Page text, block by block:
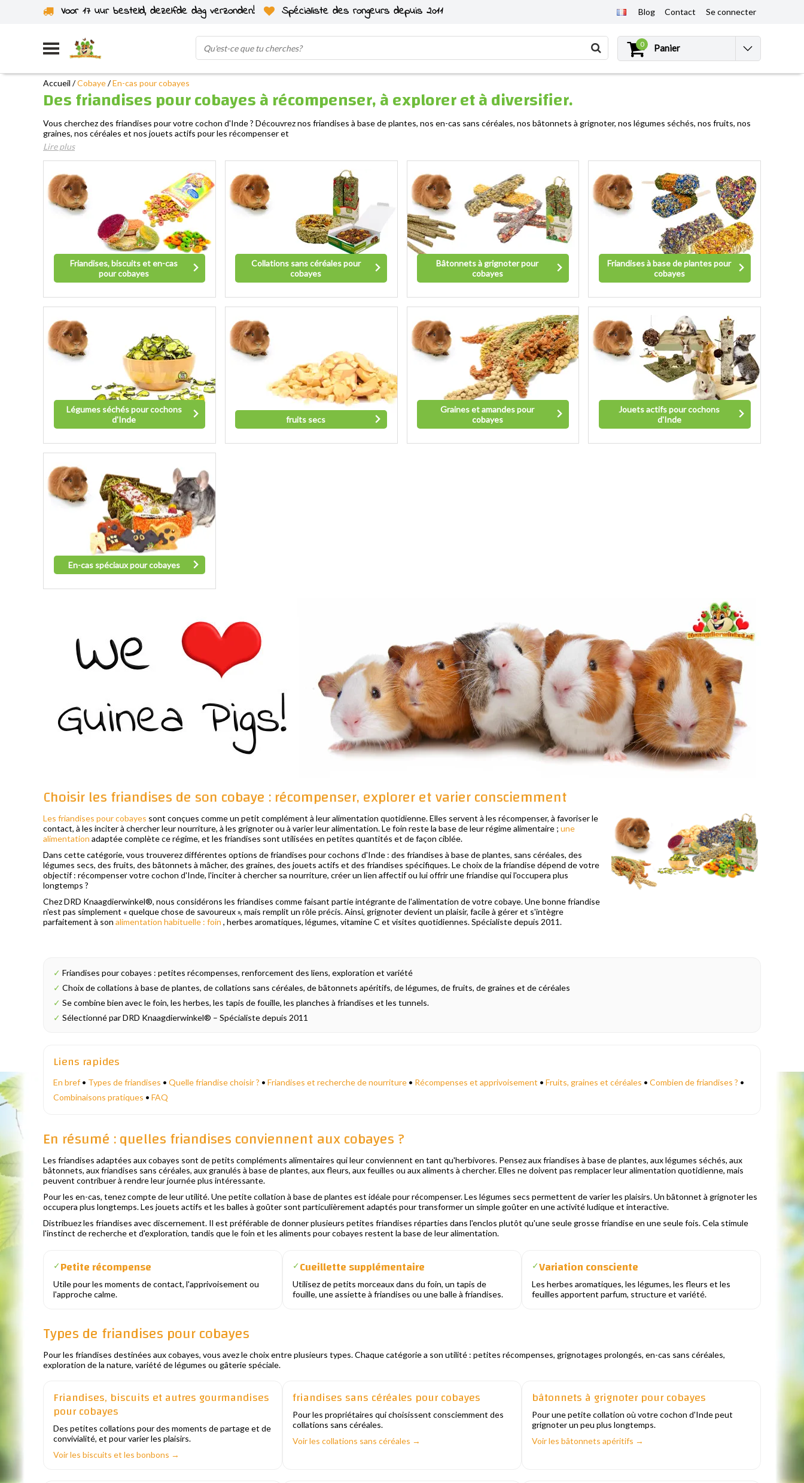
Voor 17 uur besteld, dezelfde dag verzonden!
Spécialiste des rongeurs depuis 2011
Expédié depuis notre propre stock
Blog Contact Se connecter
0 Panier
Accueil /Cobaye/En-cas pour cobayes
Des friandises pour cobayes à récompenser, à explorer et à diversifier.
Vous cherchez des friandises pour votre cochon d'Inde ? Découvrez nos friandises à base de plantes, nos en-cas sans céréales, nos bâtonnets à grignoter, nos légumes séchés, nos fruits, nos
graines, nos céréales et nos jouets actifs pour les récompenser et
Lire plus
Friandises, biscuits et en-cas
pour cobayes
Collations sans céréales pour
cobayes
Bâtonnets à grignoter pour
cobayes
Friandises à base de plantes pour
cobayes
Légumes séchés pour cochons
d'Inde
fruits secs
Graines et amandes pour
cobayes
Jouets actifs pour cochons
d'Inde
En-cas spéciaux pour cobayes
Choisir les friandises de son cobaye : récompenser, explorer et varier consciemment
Les friandises pour cobayes sont conçues comme un petit complément à leur alimentation quotidienne. Elles servent à les récompenser, à favoriser le
contact, à les inciter à chercher leur nourriture, à les grignoter ou à varier leur alimentation. Le foin reste la base de leur régime alimentaire ; une
alimentation adaptée complète ce régime, et les friandises sont utilisées en petites quantités et de façon ciblée.
Dans cette catégorie, vous trouverez différentes options de friandises pour cochons d'Inde : des friandises à base de plantes, sans céréales, des
légumes secs, des fruits, des bâtonnets à mâcher, des graines, des jouets actifs et des friandises spécifiques. Le choix de la friandise dépend de votre
objectif : récompenser votre cochon d'Inde, l'inciter à chercher sa nourriture, créer un lien affectif ou lui offrir une friandise qui l'occupera plus
longtemps ?
Chez DRD Knaagdierwinkel®, nous considérons les friandises comme faisant partie intégrante de l'alimentation de votre cobaye. Une bonne friandise
n'est pas simplement « quelque chose de savoureux », mais remplit un rôle précis. Ainsi, grignoter devient un plaisir, facile à gérer et s'intègre
parfaitement à son alimentation habituelle : foin , herbes aromatiques, légumes, vitamine C et visites quotidiennes. Spécialiste depuis 2011.
✓ Friandises pour cobayes : petites récompenses, renforcement des liens, exploration et variété
✓ Choix de collations à base de plantes, de collations sans céréales, de bâtonnets apéritifs, de légumes, de fruits, de graines et de céréales
✓ Se combine bien avec le foin, les herbes, les tapis de fouille, les planches à friandises et les tunnels.
✓ Sélectionné par DRD Knaagdierwinkel® – Spécialiste depuis 2011
Liens rapides
En bref • Types de friandises • Quelle friandise choisir ? • Friandises et recherche de nourriture • Récompenses et apprivoisement • Fruits, graines et céréales • Combien de friandises ? •
Combinaisons pratiques • FAQ
En résumé : quelles friandises conviennent aux cobayes ?
Les friandises adaptées aux cobayes sont de petits compléments alimentaires qui leur conviennent en tant qu'herbivores. Pensez aux friandises à base de plantes, aux légumes séchés, aux
bâtonnets, aux friandises sans céréales, aux granulés à base de plantes, aux fleurs, aux feuilles ou aux aliments à chercher. Elles ne doivent pas remplacer leur alimentation quotidienne, mais
peuvent contribuer à rendre leur journée plus intéressante.
Pour les en-cas, tenez compte de leur utilité. Une petite collation à base de plantes est idéale pour récompenser. Les légumes secs permettent de varier les plaisirs. Un bâtonnet à grignoter les
occupera plus longtemps. Les jouets actifs et les balles à goûter sont particulièrement adaptés pour transformer un simple goûter en une activité ludique et interactive.
Distribuez les friandises avec discernement. Il est préférable de donner plusieurs petites friandises réparties dans l'enclos plutôt qu'une seule grosse friandise en une seule fois. Cela stimule
l'instinct de recherche et d'exploration, tandis que le foin et les aliments pour cobayes restent la base de leur alimentation.
✓Petite récompense
Utile pour les moments de contact, l'apprivoisement ou
l'approche calme.
✓Cueillette supplémentaire
Utilisez de petits morceaux dans du foin, un tapis de
fouille, une assiette à friandises ou une balle à friandises.
✓Variation consciente
Les herbes aromatiques, les légumes, les fleurs et les
feuilles apportent parfum, structure et variété.
Types de friandises pour cobayes
Pour les friandises destinées aux cobayes, vous avez le choix entre plusieurs types. Chaque catégorie a son utilité : petites récompenses, grignotages prolongés, en-cas sans céréales,
exploration de la nature, variété de légumes ou gâterie spéciale.
Friandises, biscuits et autres gourmandises
pour cobayes
Des petites collations pour des moments de partage et de
convivialité, et pour varier les plaisirs.
Voir les biscuits et les bonbons →
friandises sans céréales pour cobayes
Pour les propriétaires qui choisissent consciemment des
collations sans céréales.
Voir les collations sans céréales →
bâtonnets à grignoter pour cobayes
Pour une petite collation où votre cochon d'Inde peut
grignoter un peu plus longtemps.
Voir les bâtonnets apéritifs →